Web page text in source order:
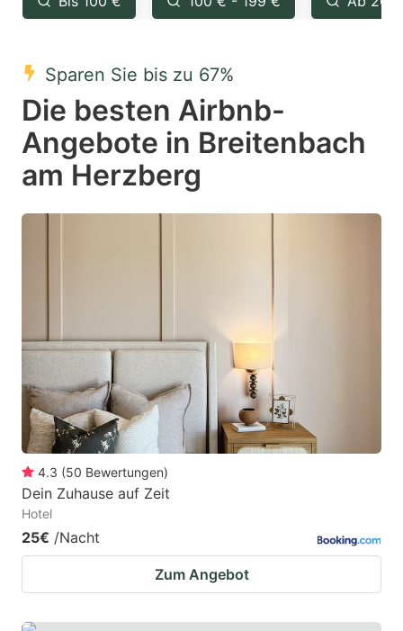
question
key
to
get
the
keyboard
shortcuts
question
to
get
the
shortcuts
dates.
Sparen Sie bis zu 67%
Die besten Airbnb-
Angebote in Breitenbach
am Herzberg
4.3 (50 Bewertungen)
Dein Zuhause auf Zeit
Hotel
25€ /Nacht
Zum Angebot